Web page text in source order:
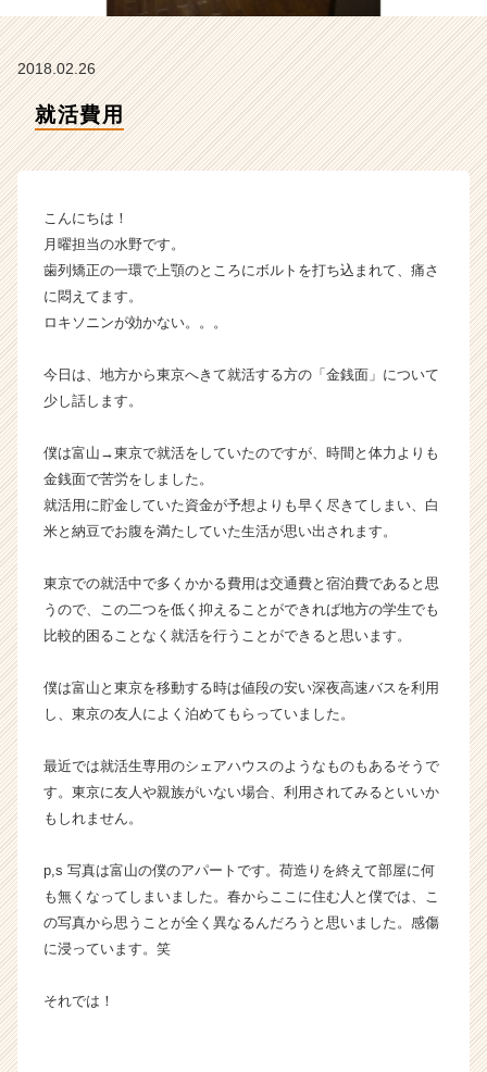
企
ト
就
イ
チ
ャ
リ
（C
h
e
r
C
e
e
2018.02.26
就活費用
こんにちは！
月曜担当の水野です。
歯列矯正の一環で上顎のところにボルトを打ち込まれて、痛さ
に悶えてます。
ロキソニンが効かない。。。
今日は、地方から東京へきて就活する方の「金銭面」について
少し話します。
僕は富山→東京で就活をしていたのですが、時間と体力よりも
金銭面で苦労をしました。
就活用に貯金していた資金が予想よりも早く尽きてしまい、白
米と納豆でお腹を満たしていた生活が思い出されます。
東京での就活中で多くかかる費用は交通費と宿泊費であると思
うので、この二つを低く抑えることができれば地方の学生でも
比較的困ることなく就活を行うことができると思います。
僕は富山と東京を移動する時は値段の安い深夜高速バスを利用
し、東京の友人によく泊めてもらっていました。
最近では就活生専用のシェアハウスのようなものもあるそうで
す。東京に友人や親族がいない場合、利用されてみるといいか
もしれません。
p,s 写真は富山の僕のアパートです。荷造りを終えて部屋に何
も無くなってしまいました。春からここに住む人と僕では、こ
の写真から思うことが全く異なるんだろうと思いました。感傷
に浸っています。笑
それでは！